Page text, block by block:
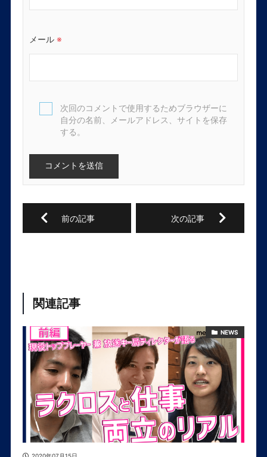
メール ※
次回のコメントで使用するためブラウザーに
自分の名前、メールアドレス、サイトを保存
する。
関連記事
NEWS